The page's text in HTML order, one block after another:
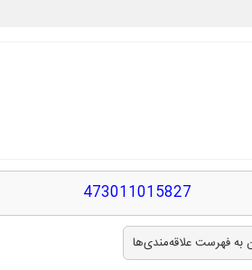
473011015827
به فهرست علاقه‌مندی‌ها